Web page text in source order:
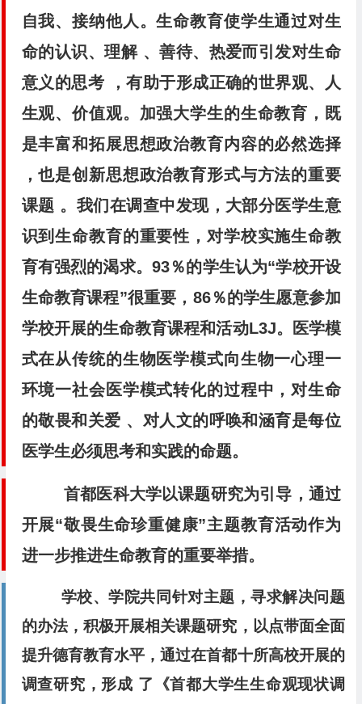
自我、接纳他人。生命教育使学生通过对生
命的认识、理解 、善待、热爱而引发对生命
意义的思考 ，有助于形成正确的世界观、人
生观、价值观。加强大学生的生命教育，既
是丰富和拓展思想政治教育内容的必然选择
，也是创新思想政治教育形式与方法的重要
课题 。我们在调查中发现，大部分医学生意
识到生命教育的重要性，对学校实施生命教
育有强烈的渴求。93％的学生认为“学校开设
生命教育课程”很重要，86％的学生愿意参加
学校开展的生命教育课程和活动L3J。医学模
式在从传统的生物医学模式向生物一心理一
环境一社会医学模式转化的过程中，对生命
的敬畏和关爱 、对人文的呼唤和涵育是每位
医学生必须思考和实践的命题。
首都医科大学以课题研究为引导，通过
开展“敬畏生命珍重健康”主题教育活动作为
进一步推进生命教育的重要举措。
学校、学院共同针对主题，寻求解决问题
的办法，积极开展相关课题研究，以点带面全面
提升德育教育水平，通过在首都十所高校开展的
调查研究，形成 了《首都大学生生命观现状调